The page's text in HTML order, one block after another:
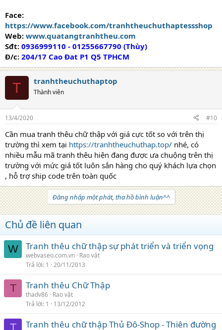
Face:
https://www.facebook.com/tranhtheuchuthaptessshop
Web: www.quatangtranhtheu.com
Sđt: 0936999110 - 01255667790 (Thùy)
Đ/c: 204/17 Cao Đat P1 Q5 TPHCM
T tranhtheuchuthaptop
Thành viên
13/4/2020 #10
Cần mua tranh thêu chữ thập với giá cực tốt so với trên thị
trường thì xem tại https://tranhtheuchuthap.top/ nhé, có
nhiều mẫu mã tranh thêu hiện đang được ưa chuộng trên thị
trường với mức giá tốt luôn sắn hàng cho quý khách lựa chọn
, hỗ trợ ship code trên toàn quốc
Đăng nhập một phát, tha hồ bình luận^^
Chủ đề liên quan
W Tranh thêu chữ thập sự phát triển và triển vọng
webvaseo.com.vn Rao vặt
Trả lời 1 20/11/2013
T Tranh thêu Chữ Thập
thadv86 Rao vặt
Trả lời 1 13/12/2012
T
Tranh thêu chữ thập Thủ Đô-Shop - Thiên đường